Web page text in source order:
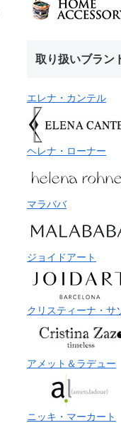
取り扱いブラン
エレナ・カンテル
ヘレナ・ローナー
マラババ
ジョイドアート
クリスティーナ・サ
アメット＆ラデュー
ニッキ・マーカート